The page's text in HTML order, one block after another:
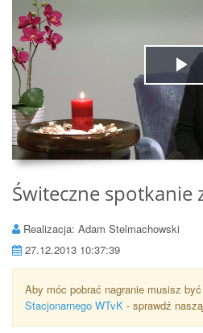
Świteczne spotkanie
Realizacja: Adam Stelmachowski
27.12.2013 10:37:39
Aby móc pobrać nagranie musisz
Stacjonarnego WTvK - sprawdź